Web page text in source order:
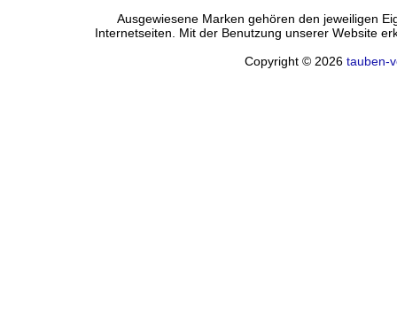
Ausgewiesene Marken gehören den jeweiligen
Internetseiten. Mit der Benutzung unserer Website
Copyright © 2026tauben-